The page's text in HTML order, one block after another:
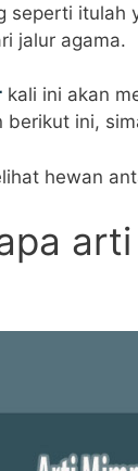
seperti itulah
jalur agama.
kali ini akan
ini,
hewan